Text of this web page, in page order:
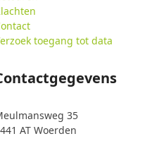
toegang tot data
35
AT Woerden